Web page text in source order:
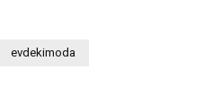
evdekimoda